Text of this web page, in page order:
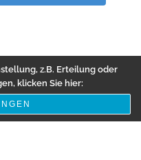
z.B. Erteilung oder
klicken Sie hier: